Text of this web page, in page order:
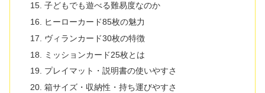
子どもでも遊べる難易度なのか
ヒーローカード85枚の魅力
ヴィランカード30枚の特徴
ミッションカード25枚とは
プレイマット・説明書の使いやすさ
箱サイズ・収納性・持ち運びやすさ